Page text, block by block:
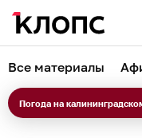
Все материалы
Погода на